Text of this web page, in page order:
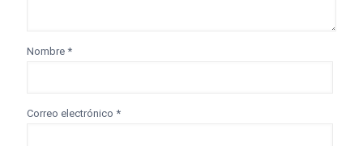
Nombre *
Correo electrónico *